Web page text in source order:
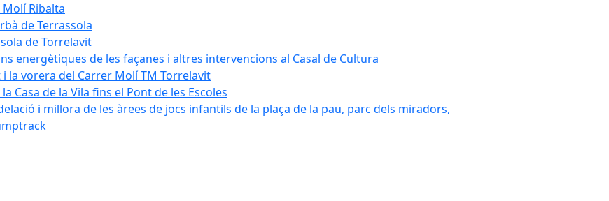
Ribalta
de Terrassola
de Torrelavit
energètiques de les façanes i altres intervencions al Casal de Cultura
la vorera del Carrer Molí TM Torrelavit
Casa de la Vila fins el Pont de les Escoles
i millora de les àrees de jocs infantils de la plaça de la pau, parc dels miradors,